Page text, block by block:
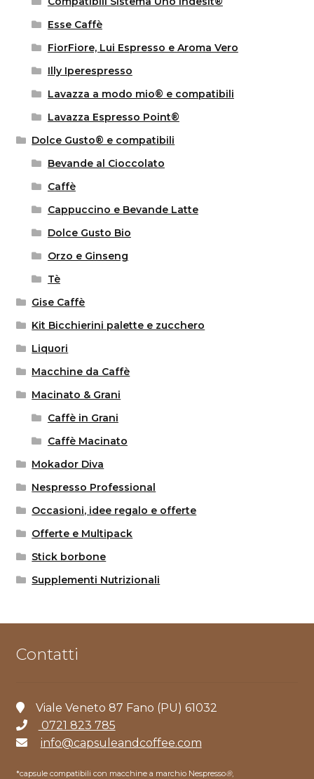
Esse Caffè
FiorFiore, Lui Espresso e Aroma Vero
Illy Iperespresso
Lavazza a modo mio® e compatibili
Lavazza Espresso Point®
Dolce Gusto® e compatibili
Bevande al Cioccolato
Caffè
Cappuccino e Bevande Latte
Dolce Gusto Bio
Orzo e Ginseng
Tè
Gise Caffè
Kit Bicchierini palette e zucchero
Liquori
Macchine da Caffè
Macinato & Grani
Caffè in Grani
Caffè Macinato
Mokador Diva
Nespresso Professional
Occasioni, idee regalo e offerte
Offerte e Multipack
Stick borbone
Supplementi Nutrizionali
Contatti
Viale Veneto 87 Fano (PU) 61032
0721 823 785
info@capsuleandcoffee.com
*capsule compatibili con macchine a marchio Nespresso®,